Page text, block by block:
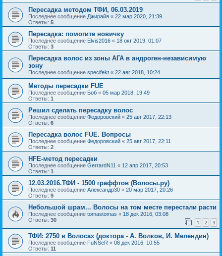
Пересадка методом ТФИ, 06.03.2019
Последнее сообщение Джирайя « 22 мар 2020, 21:39
Ответы: 5
Пересадка: помогите новичку
Последнее сообщение Elvis2016 « 18 окт 2019, 01:07
Ответы: 3
Пересадка волос из зоны АГА в андроген-независимую
зону
Последнее сообщение specifekt « 22 авг 2018, 10:24
Методы пересадки FUE
Последнее сообщение Боб « 05 мар 2018, 19:49
Ответы: 1
Решил сделать пересадку волос
Последнее сообщение Федоровский « 25 авг 2017, 22:13
Ответы: 6
Пересадка волос FUE. Вопросы
Последнее сообщение Федоровский « 25 авг 2017, 22:11
Ответы: 2
HFE-метод пересадки
Последнее сообщение GerrardN11 « 12 апр 2017, 20:53
Ответы: 1
12.03.2016.ТФИ - 1500 граффтов (Волосы.ру)
Последнее сообщение Александр30 « 20 мар 2017, 20:26
Ответы: 9
Небольшой шрам... Волосы на том месте перестали расти
Последнее сообщение tomastomas « 18 дек 2016, 03:08
Ответы: 30 1 2 3
ТФИ: 2750 в Волосах (доктора - А. Волков, И. Мелендин)
Последнее сообщение FuNSeR « 08 дек 2016, 10:55
Ответы: 11